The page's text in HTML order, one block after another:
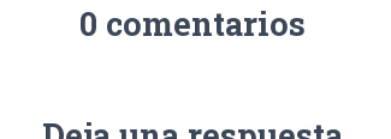
0 comentarios